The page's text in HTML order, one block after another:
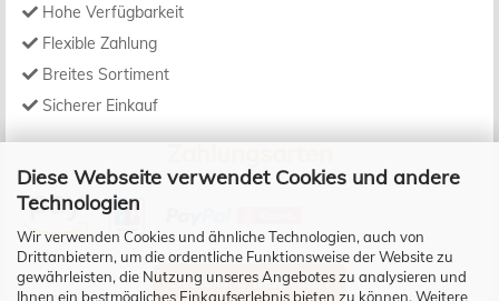
Diese Webseite verwendet Cookies und andere
Technologien
Wir verwenden Cookies und ähnliche Technologien, auch von
Drittanbietern, um die ordentliche Funktionsweise der Website zu
gewährleisten, die Nutzung unseres Angebotes zu analysieren und
Ihnen ein bestmögliches Einkaufserlebnis bieten zu können. Weitere
Hohe Verfügbarkeit
Flexible Zahlung
Breites Sortiment
Sicherer Einkauf
Bestellung widerrufen